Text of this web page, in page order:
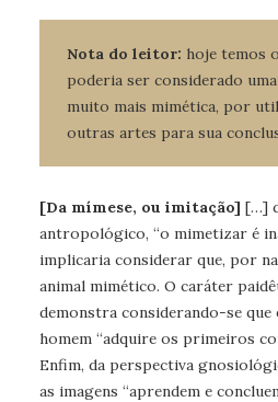
Nota do leitor: hoje temos
poderia ser considerado
muito mais mimética, por
outras artes para sua
[Da mímese, ou imitação] […]
antropológico, “o mimetizar é
implicaria considerar que, por
animal mimético. O caráter
demonstra considerando-se que
homem “adquire os primeiros
Enfim, da perspectiva
as imagens “aprendem e